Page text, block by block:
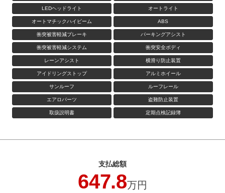
LEDヘッドライト オートライト
オートマチックハイビーム ABS
衝突被害軽減ブレーキ パーキングアシスト
衝突被害軽減システム 衝突安全ボディ
レーンアシスト 横滑り防止装置
アイドリングストップ アルミホイール
サンルーフ ルーフレール
エアロパーツ 盗難防止装置
取扱説明書 定期点検記録簿
支払総額
647.8万円